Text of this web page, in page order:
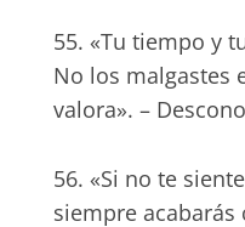
55. «Tu tiempo y
No los malgastes
valora». –
56. «Si no te
siempre